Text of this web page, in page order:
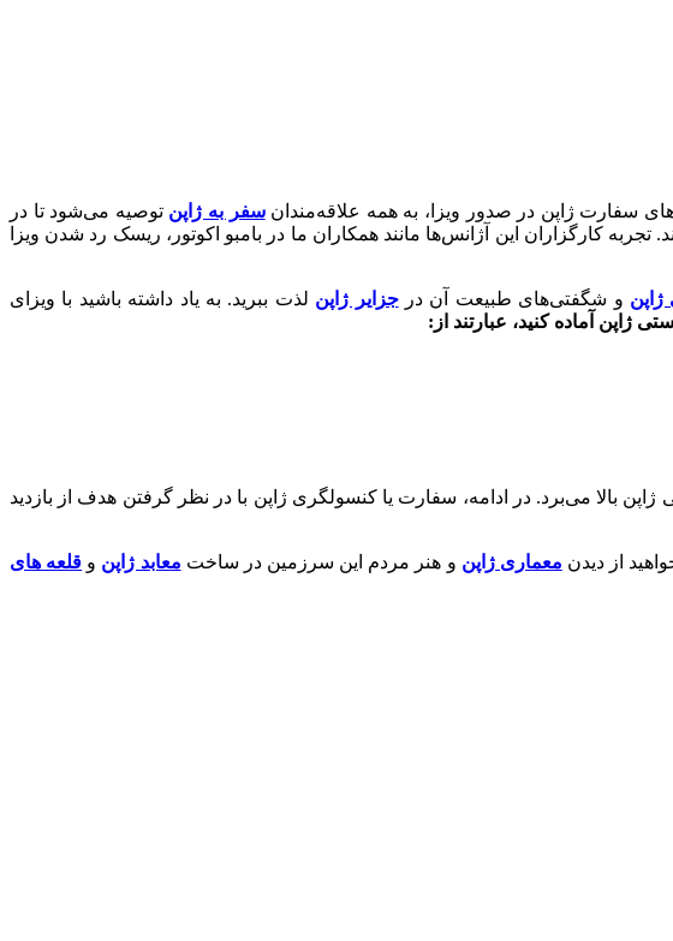
سفارت ژاپن در صدور ویزا، به همه علاقه‌مندانسفر به ژاپن توصیه می‌شود تا در
کارگزاران این آژانس‌ها مانند همکاران ما در بامبو اکوتور، ریسک رد شدن ویزا
ژاپن و شگفتی‌های طبیعت آن درجزایر ژاپن لذت ببرید. به یاد داشته باشید با ویزای
ژاپن آماده کنید، عبارتند از:
بالا می‌برد. در ادامه، سفارت یا کنسولگری ژاپن با در نظر گرفتن هدف از بازدید
از دیدن معماری ژاپن و هنر مردم این سرزمین در ساخت معابد ژاپن و قلعه های